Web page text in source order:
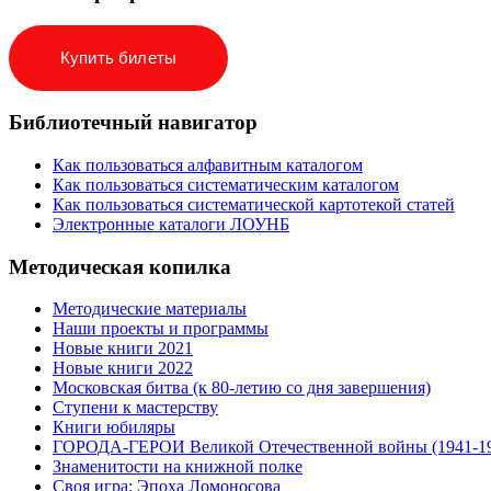
Купить билеты
Библиотечный навигатор
Как пользоваться алфавитным каталогом
Как пользоваться систематическим каталогом
Как пользоваться систематической картотекой статей
Электронные каталоги ЛОУНБ
Методическая копилка
Методические материалы
Наши проекты и программы
Новые книги 2021
Новые книги 2022
Московская битва (к 80-летию со дня завершения)
Ступени к мастерству
Книги юбиляры
ГОРОДА-ГЕРОИ Великой Отечественной войны (1941-
Знаменитости на книжной полке
Своя игра: Эпоха Ломоносова